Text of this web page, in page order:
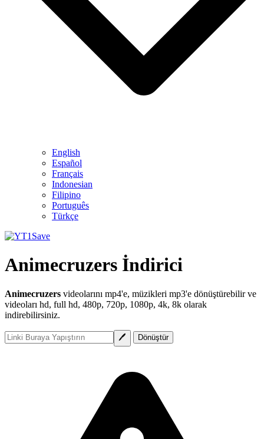
English
Español
Français
Indonesian
Filipino
Português
Türkçe
Animecruzers İndirici
Animecruzers videolarını mp4'e, müzikleri mp3'e dönüştürebilir ve
videoları hd, full hd, 480p, 720p, 1080p, 4k, 8k olarak
indirebilirsiniz.